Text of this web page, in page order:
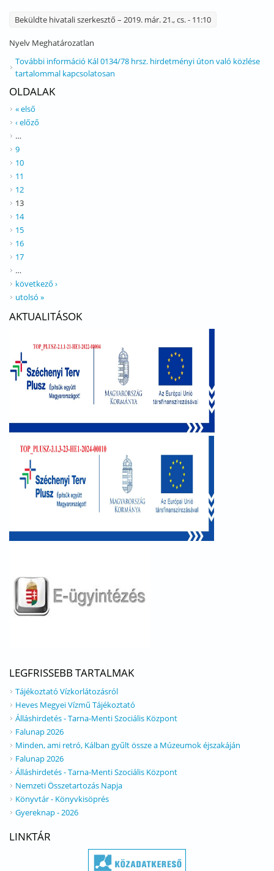
Beküldte hivatali szerkesztő – 2019. már. 21., cs. - 11:10
Nyelv Meghatározatlan
További információ Kál 0134/78 hrsz. hirdetményi úton való közlése
tartalommal kapcsolatosan
OLDALAK
« első
‹ előző
…
9
10
11
12
13
14
15
16
17
…
következő ›
utolsó »
AKTUALITÁSOK
LEGFRISSEBB TARTALMAK
Tájékoztató Vízkorlátozásról
Heves Megyei Vízmű Tájékoztató
Álláshirdetés - Tarna-Menti Szociális Központ
Falunap 2026
Minden, ami retró, Kálban gyűlt össze a Múzeumok éjszakáján
Falunap 2026
Álláshirdetés - Tarna-Menti Szociális Központ
Nemzeti Összetartozás Napja
Könyvtár - Könyvkisöprés
Gyereknap - 2026
LINKTÁR